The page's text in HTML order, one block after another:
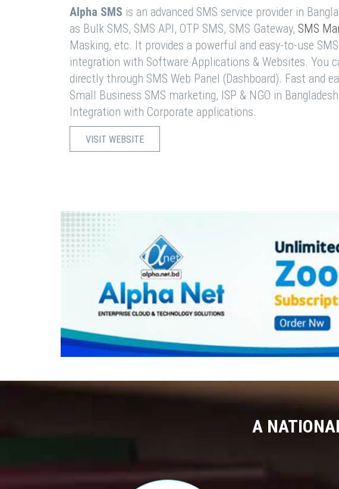
Alpha SMS is an advanced SMS service provider in
as Bulk SMS, SMS API, OTP SMS, SMS Gateway, SMS
Masking, etc. It provides a powerful and easy-to-use
integration with Software Applications & Websites. You
directly through SMS Web Panel (Dashboard). Fast and
Small Business SMS marketing, ISP & NGO in
Integration with Corporate applications.
VISIT WEBSITE
A